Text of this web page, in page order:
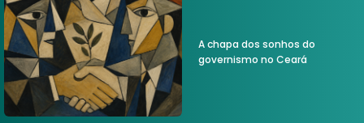
A chapa dos sonhos do
governismo no Ceará